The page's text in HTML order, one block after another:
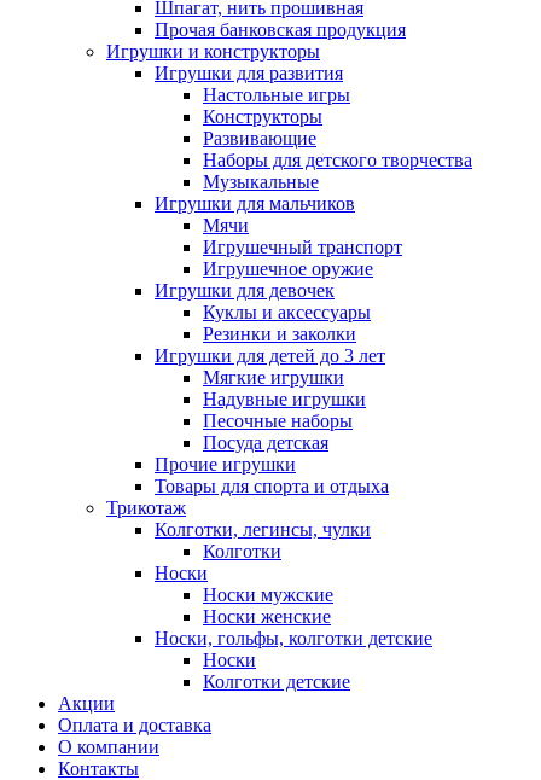
Шпагат, нить прошивная
Прочая банковская продукция
Игрушки и конструкторы
Игрушки для развития
Настольные игры
Конструкторы
Развивающие
Наборы для детского творчества
Музыкальные
Игрушки для мальчиков
Мячи
Игрушечный транспорт
Игрушечное оружие
Игрушки для девочек
Куклы и аксессуары
Резинки и заколки
Игрушки для детей до 3 лет
Мягкие игрушки
Надувные игрушки
Песочные наборы
Посуда детская
Прочие игрушки
Товары для спорта и отдыха
Трикотаж
Колготки, легинсы, чулки
Колготки
Носки
Носки мужские
Носки женские
Носки, гольфы, колготки детские
Носки
Колготки детские
Акции
Оплата и доставка
О компании
Контакты